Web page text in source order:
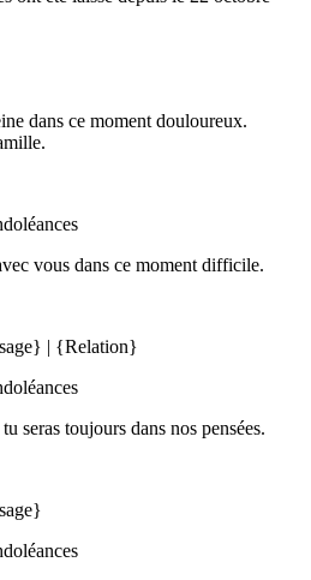
dans ce moment douloureux.
vous dans ce moment difficile.
| {Relation}
seras toujours dans nos pensées.